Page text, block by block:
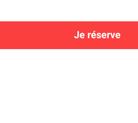
Je réserve